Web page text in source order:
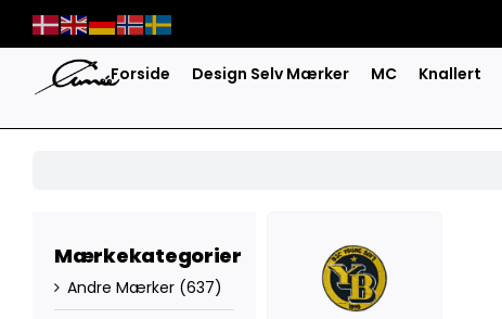
content
Forside Design Selv Mærker MC Knallert
Mærkekategorier
Andre Mærker (637)